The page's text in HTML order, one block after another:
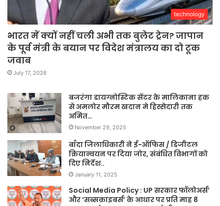
technology
भारत में क्यों नहीं चली अभी तक बुलेट ट्रेन? जापान
के पूर्व मंत्री के बयान पर विदेश मंत्रालय का दो टूक
जवाब
July 17, 2026
बजरंगा डायग्नोस्टिक सेंटर के मालिकाना हक
से अमलोर मौरम खदान मे हिस्सेदारी तक
अमित…
November 29, 2025
बाँदा जिलाधिकारी ने ई-ऑफिस / डिजीटल
क्रियान्वयन पर दिया जोर, संबंधित विभागों को
दिए निर्देश..
January 11, 2025
Social Media Policy : UP सरकार फॉलोअर्स’
और ‘सब्सक्राइबर्स’ के आधार पर प्रति माह 8